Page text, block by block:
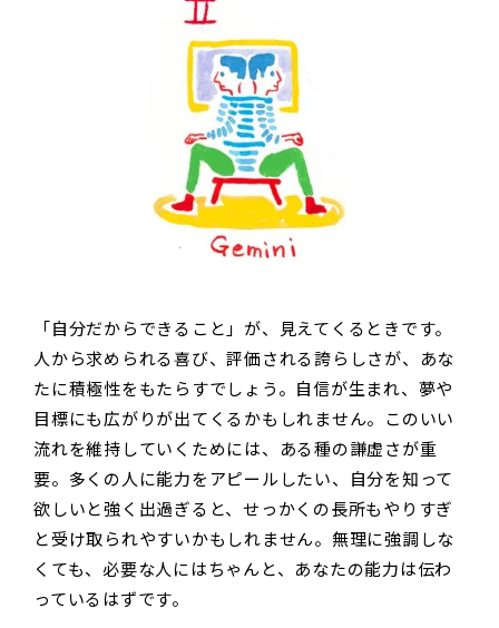
「自分だからできること」が、見えてくるときです。
人から求められる喜び、評価される誇らしさが、あな
たに積極性をもたらすでしょう。自信が生まれ、夢や
目標にも広がりが出てくるかもしれません。このいい
流れを維持していくためには、ある種の謙虚さが重
要。多くの人に能力をアピールしたい、自分を知って
欲しいと強く出過ぎると、せっかくの長所もやりすぎ
と受け取られやすいかもしれません。無理に強調しな
くても、必要な人にはちゃんと、あなたの能力は伝わ
っているはずです。